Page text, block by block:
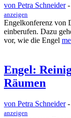
von Petra Schneider-
anzeigen
Engelkonferenz von
einberufen. Dazu
vor, wie die Engel
Engel:
Räumen
von Petra Schneider-
anzeigen